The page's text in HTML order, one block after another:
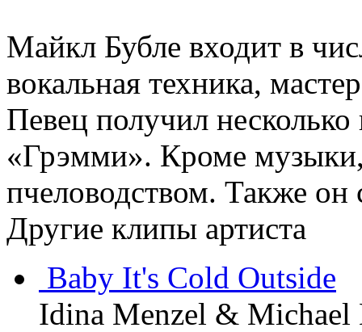
Майкл Бубле входит в
вокальная техника,
Певец получил
«Грэмми». Кроме
пчеловодством. Также он
Другие клипы артиста
Baby It's Cold Outside
Idina Menzel & Michael